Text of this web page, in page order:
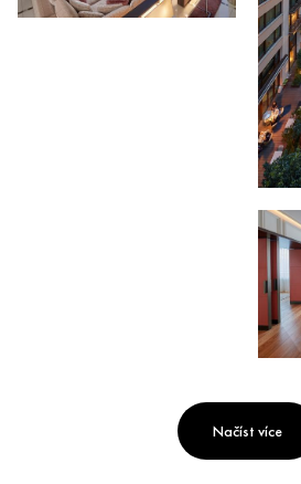
Načíst více